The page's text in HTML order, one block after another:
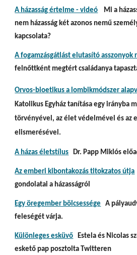
A házasság értelme - videó
Mi a
nem házasság két azonos nemű
kapcsolata?
A fogamzásgátlást elutasító
felnőttként megtért családanya
Orvos-bioetikus a lombikmódszer
Katolikus Egyház tanítása egy irányba
törvényével, az élet védelmével és az
elismerésével.
A házas életstílus
Dr. Papp Miklós
Az emberi kibontakozás titokzatos útja
gondolatai a házasságról
Egy öregember bölcsessége
A
feleségét várja.
Különleges esküvő
Estela és Nicolas
eskető pap posztolta Twitteren